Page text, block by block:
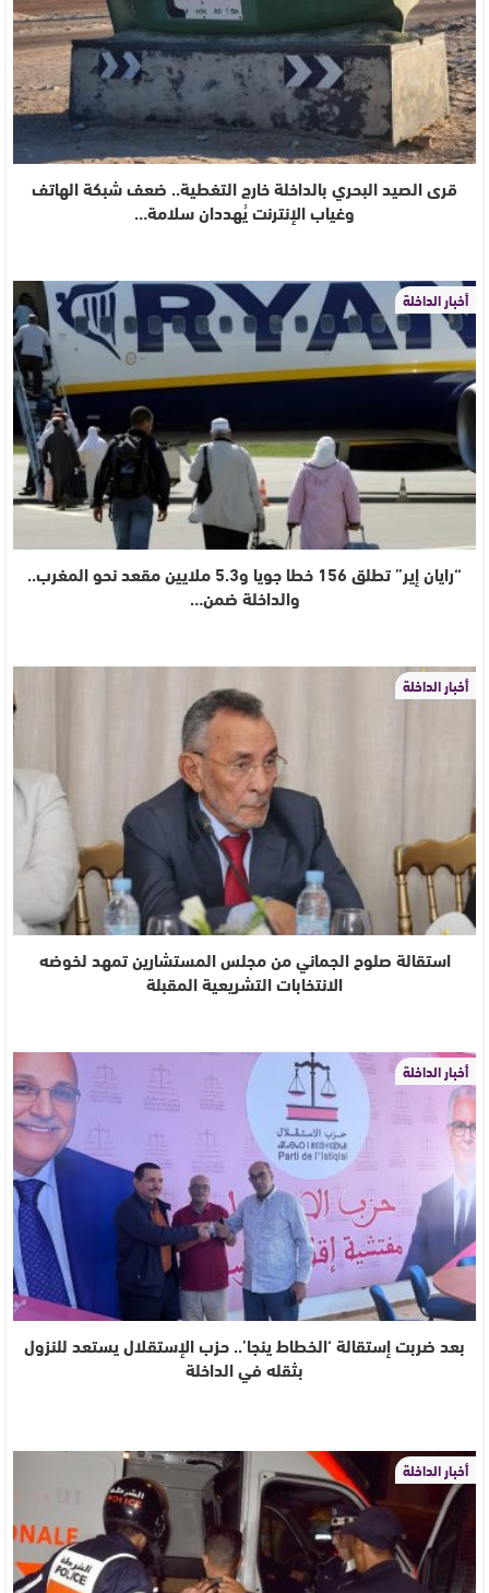
قرى الصيد البحري بالداخلة خارج التغطية.. ضعف شبكة الهاتف
وغياب الإنترنت يُهددان سلامة…
أخبار الداخلة
“رايان إير” تطلق 156 خطا جويا و5.3 ملايين مقعد نحو المغرب..
والداخلة ضمن…
أخبار الداخلة
استقالة صلوح الجماني من مجلس المستشارين تمهد لخوضه
الانتخابات التشريعية المقبلة
أخبار الداخلة
بعد ضربت إستقالة ‘الخطاط ينجا’.. حزب الإستقلال يستعد للنزول
بثقله في الداخلة
أخبار الداخلة